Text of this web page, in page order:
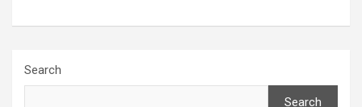
Search
Search